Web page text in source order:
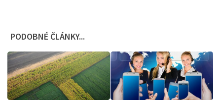
PODOBNÉ ČLÁNKY...